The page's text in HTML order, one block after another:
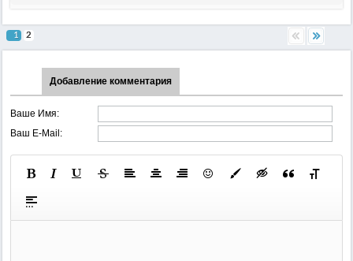
1 2
Добавление комментария
Ваше Имя:
Ваш E-Mail: